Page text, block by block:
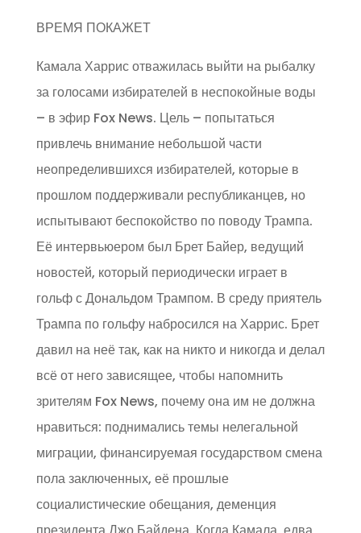
ВРЕМЯ ПОКАЖЕТ
Камала Харрис отважилась выйти на рыбалку
за голосами избирателей в неспокойные воды
– в эфир Fox News. Цель – попытаться
привлечь внимание небольшой части
неопределившихся избирателей, которые в
прошлом поддерживали республиканцев, но
испытывают беспокойство по поводу Трампа.
Её интервьюером был Брет Байер, ведущий
новостей, который периодически играет в
гольф с Дональдом Трампом. В среду приятель
Трампа по гольфу набросился на Харрис. Брет
давил на неё так, как на никто и никогда и делал
всё от него зависящее, чтобы напомнить
зрителям Fox News, почему она им не должна
нравиться: поднимались темы нелегальной
миграции, финансируемая государством смена
пола заключенных, её прошлые
социалистические обещания, деменция